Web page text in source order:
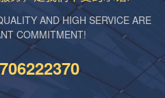
AND HIGH SERVICE ARE
COMMITMENT!